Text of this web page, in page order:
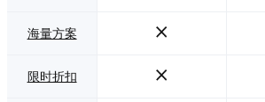
海量方案
限时折扣